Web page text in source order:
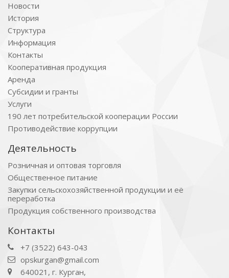
Новости
История
Структура
Информация
Контакты
Кооперативная продукция
Аренда
Субсидии и гранты
Услуги
190 лет потребительской кооперации России
Противодействие коррупции
Деятельность
Розничная и оптовая торговля
Общественное питание
Закупки сельскохозяйственной продукции и её
переработка
Продукция собственного производства
Контакты
+7 (3522) 643-043
opskurgan@gmail.com
640021, г. Курган,